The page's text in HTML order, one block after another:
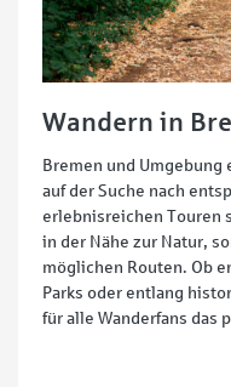
Wandern in
Bremen und Umgebung
auf der Suche nach
erlebnisreichen Touren
in der Nähe zur Natur,
möglichen Routen. Ob
Parks oder entlang
für alle Wanderfans das